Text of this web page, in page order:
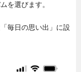
を選びます。
毎日の思い出」に設